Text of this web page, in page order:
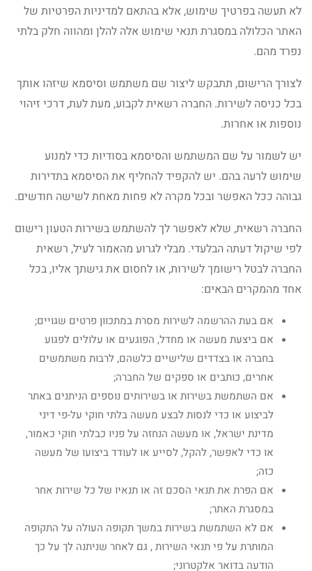
לא תעשה בפרטיך שימוש, אלא בהתאם למדיניות הפרטיות של
האתר הכלולה במסגרת תנאי שימוש אלה להלן ומהווה חלק בלתי
נפרד מהם.
לצורך הרישום, תתבקש ליצור שם משתמש וסיסמא שיזהו אותך
בכל כניסה לשירות. החברה רשאית לקבוע, מעת לעת, דרכי זיהוי
נוספות או אחרות.
יש לשמור על שם המשתמש והסיסמא בסודיות כדי למנוע
שימוש לרעה בהם. יש להקפיד להחליף את הסיסמא בתדירות
גבוהה ככל האפשר ובכל מקרה לא פחות מאחת לשישה חודשים.
החברה רשאית, שלא לאפשר לך להשתמש בשירות הטעון רישום
לפי שיקול דעתה הבלעדי. מבלי לגרוע מהאמור לעיל, רשאית
החברה לבטל רישומך לשירות, או לחסום את גישתך אליו, בכל
אחד מהמקרים הבאים:
אם בעת ההרשמה לשירות מסרת במתכוון פרטים שגויים;
אם ביצעת מעשה או מחדל, הפוגעים או עלולים לפגוע
בחברה או בצדדים שלישיים כלשהם, לרבות משתמשים
אחרים, כותבים או ספקים של החברה;
אם השתמשת בשירות או בשירותים נוספים הניתנים באתר
לביצוע או כדי לנסות לבצע מעשה בלתי חוקי על-פי דיני
מדינת ישראל, או מעשה הנחזה על פניו כבלתי חוקי כאמור,
או כדי לאפשר, להקל, לסייע או לעודד ביצועו של מעשה
כזה;
אם הפרת את תנאי הסכם זה או תנאיו של כל שירות אחר
במסגרת האתר;
אם לא השתמשת בשירות במשך תקופה העולה על התקופה
המותרת על פי תנאי השירות , גם לאחר שניתנה לך על כך
הודעה בדואר אלקטרוני;